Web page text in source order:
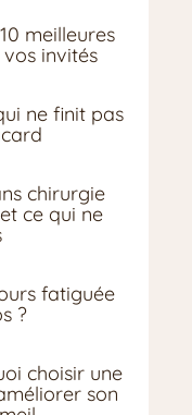
meilleures
invités
ne finit pas
chirurgie
ce qui ne
fatiguée
?
choisir une
son